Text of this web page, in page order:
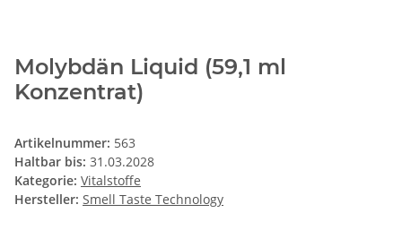
Molybdän Liquid (59,1 ml
Konzentrat)
Artikelnummer: 563
Haltbar bis: 31.03.2028
Kategorie: Vitalstoffe
Hersteller: Smell Taste Technology